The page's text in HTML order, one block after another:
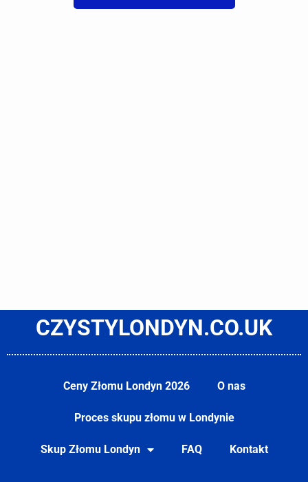
CZYSTYLONDYN.CO.UK
Ceny Złomu Londyn 2026 O nas
Proces skupu złomu w Londynie
Skup Złomu Londyn FAQ Kontakt